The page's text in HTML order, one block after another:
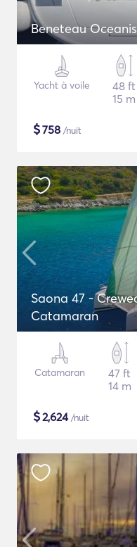
Beneteau
Yacht à voile
48 ft
15 m
$758 /nuit
Saona 47 -
Catamaran
Catamaran
47 ft
14 m
$2,624/nuit